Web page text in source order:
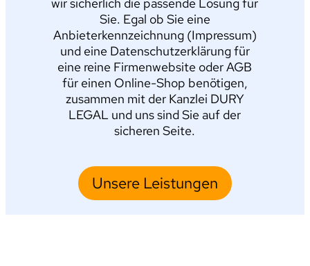
Sie. Egal ob Sie eine
Anbieterkennzeichnung (Impressum)
und eine Datenschutzerklärung für
eine reine Firmenwebsite oder AGB
für einen Online-Shop benötigen,
zusammen mit der Kanzlei DURY
LEGAL und uns sind Sie auf der
sicheren Seite.
Unsere Leistungen